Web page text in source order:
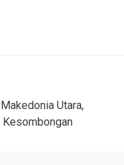
Utara,
Kesombongan